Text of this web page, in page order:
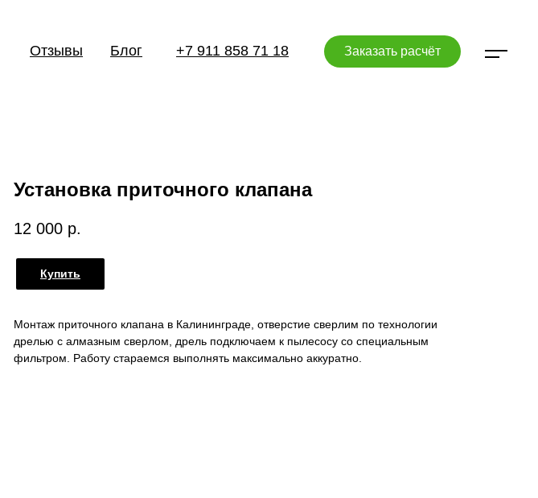
+7 911 858 71 18 Заказать расчёт
Отзывы Блог
Установка приточного клапана
12 000 р.
Купить
Монтаж приточного клапана в Калининграде, отверстие сверлим по технологии
дрелью с алмазным сверлом, дрель подключаем к пылесосу со специальным
фильтром. Работу стараемся выполнять максимально аккуратно.